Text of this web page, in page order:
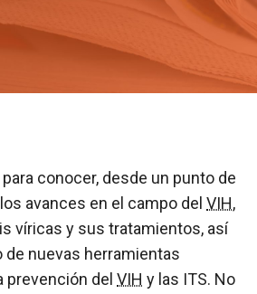
conocer, desde un punto de
avances en el campo del VIH,
víricas y sus tratamientos, así
de nuevas herramientas
prevención del VIH y las ITS. No